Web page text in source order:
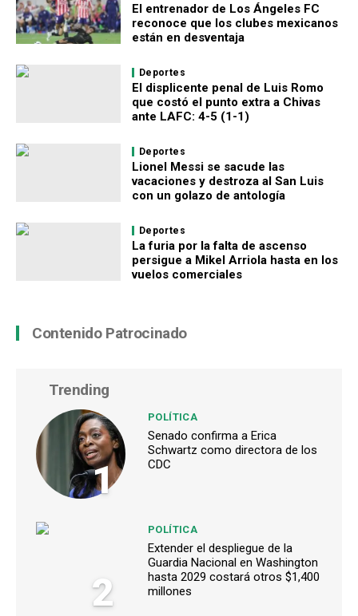
El entrenador de Los Ángeles FC
reconoce que los clubes mexicanos
están en desventaja
Deportes
El displicente penal de Luis Romo
que costó el punto extra a Chivas
ante LAFC: 4-5 (1-1)
Deportes
Lionel Messi se sacude las
vacaciones y destroza al San Luis
con un golazo de antología
Deportes
La furia por la falta de ascenso
persigue a Mikel Arriola hasta en los
vuelos comerciales
Contenido Patrocinado
Trending
1
POLÍTICA
Senado confirma a Erica
Schwartz como directora de los
CDC
2
POLÍTICA
Extender el despliegue de la
Guardia Nacional en Washington
hasta 2029 costará otros $1,400
millones